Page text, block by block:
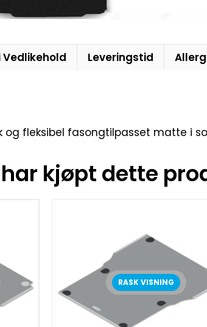
Leveringstid
og fleksibel fasongtilpasset matte i
kjøpt dette
RASK VISNING